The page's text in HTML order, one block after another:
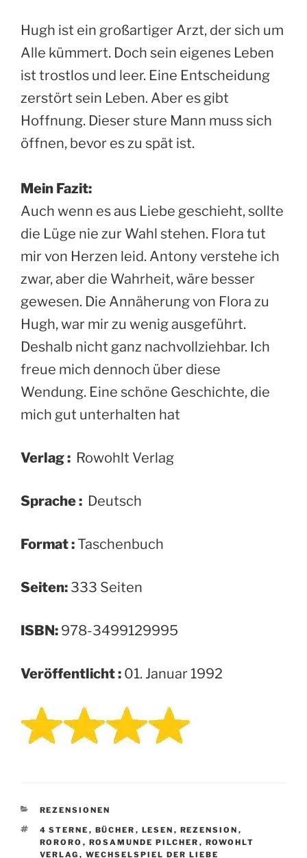
Hugh ist ein großartiger Arzt, der sich um
Alle kümmert. Doch sein eigenes Leben
ist trostlos und leer. Eine Entscheidung
zerstört sein Leben. Aber es gibt
Hoffnung. Dieser sture Mann muss sich
öffnen, bevor es zu spät ist.
Mein Fazit:
Auch wenn es aus Liebe geschieht, sollte
die Lüge nie zur Wahl stehen. Flora tut
mir von Herzen leid. Antony verstehe ich
zwar, aber die Wahrheit, wäre besser
gewesen. Die Annäherung von Flora zu
Hugh, war mir zu wenig ausgeführt.
Deshalb nicht ganz nachvollziehbar. Ich
freue mich dennoch über diese
Wendung. Eine schöne Geschichte, die
mich gut unterhalten hat
Verlag : ‎ Rowohlt Verlag
Sprache : ‎ Deutsch
Format :‎Taschenbuch
Seiten: 333 Seiten
ISBN: 978-3499129995
Veröffentlicht : 01. Januar 1992
KATEGORIEN
REZENSIONEN
SCHLAGWÖRTER
4 STERNE , BÜCHER , LESEN , REZENSION ,
RORORO , ROSAMUNDE PILCHER , ROWOHLT
VERLAG , WECHSELSPIEL DER LIEBE